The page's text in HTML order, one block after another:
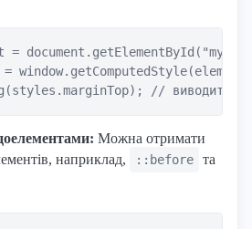
Можна отримати
наприклад,
::before та